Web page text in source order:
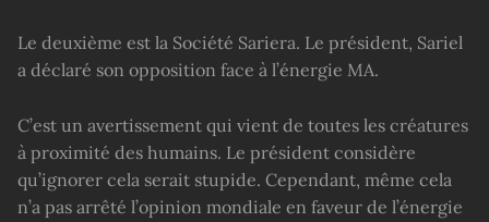
Le deuxième est la Société Sariera. Le président, Sariel
a déclaré son opposition face à l’énergie MA.
C’est un avertissement qui vient de toutes les créatures
à proximité des humains. Le président considère
qu’ignorer cela serait stupide. Cependant, même cela
n’a pas arrêté l’opinion mondiale en faveur de l’énergie